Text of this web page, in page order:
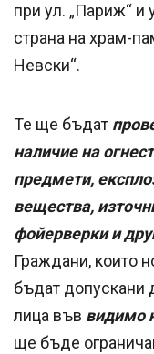
при ул. „Париж“ и
страна на храм-
Невски“.
Те ще бъдат
наличие на
предмети,
вещества,
фойерверки и
Граждани, които
бъдат допускани
лица във видимо
ще бъде